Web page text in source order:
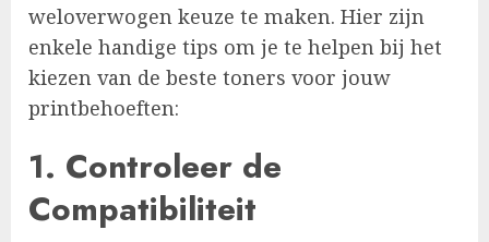
weloverwogen keuze te maken. Hier zijn
enkele handige tips om je te helpen bij het
kiezen van de beste toners voor jouw
printbehoeften:
1. Controleer de
Compatibiliteit